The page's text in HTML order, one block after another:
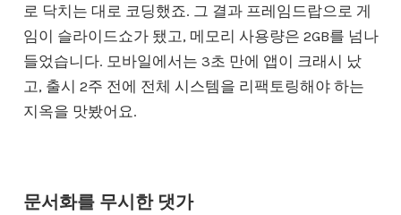
로 닥치는 대로 코딩했죠. 그 결과 프레임드랍으로 게
임이 슬라이드쇼가 됐고, 메모리 사용량은 2GB를 넘나
들었습니다. 모바일에서는 3초 만에 앱이 크래시 났
고, 출시 2주 전에 전체 시스템을 리팩토링해야 하는
지옥을 맛봤어요.
문서화를 무시한 댓가